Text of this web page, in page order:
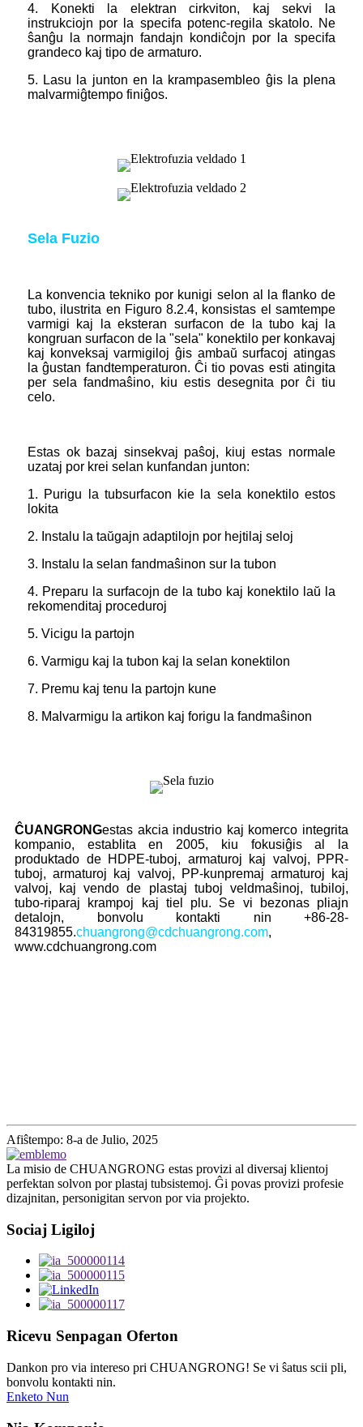
4. Konekti la elektran cirkviton, kaj sekvi la
instrukciojn por la specifa potenc-regila skatolo. Ne
ŝanĝu la normajn fandajn kondiĉojn por la specifa
grandeco kaj tipo de armaturo.
5. Lasu la junton en la krampasembleo ĝis la plena
malvarmiĝtempo finiĝos.
Sela Fuzio
La konvencia tekniko por kunigi selon al la flanko de
tubo, ilustrita en Figuro 8.2.4, konsistas el samtempe
varmigi kaj la eksteran surfacon de la tubo kaj la
kongruan surfacon de la "sela" konektilo per konkavaj
kaj konveksaj varmigiloj ĝis ambaŭ surfacoj atingas
la ĝustan fandtemperaturon. Ĉi tio povas esti atingita
per sela fandmaŝino, kiu estis desegnita por ĉi tiu
celo.
Estas ok bazaj sinsekvaj paŝoj, kiuj estas normale
uzataj por krei selan kunfandan junton:
1. Purigu la tubsurfacon kie la sela konektilo estos
lokita
2. Instalu la taŭgajn adaptilojn por hejtilaj seloj
3. Instalu la selan fandmaŝinon sur la tubon
4. Preparu la surfacojn de la tubo kaj konektilo laŭ la
rekomenditaj proceduroj
5. Vicigu la partojn
6. Varmigu kaj la tubon kaj la selan konektilon
7. Premu kaj tenu la partojn kune
8. Malvarmigu la artikon kaj forigu la fandmaŝinon
ĈUANGRONGestas akcia industrio kaj komerco integrita
kompanio, establita en 2005, kiu fokusiĝis al la
produktado de HDPE-tuboj, armaturoj kaj valvoj, PPR-
tuboj, armaturoj kaj valvoj, PP-kunpremaj armaturoj kaj
valvoj, kaj vendo de plastaj tuboj veldmaŝinoj, tubiloj,
tubo-riparaj krampoj kaj tiel plu. Se vi bezonas pliajn
detalojn, bonvolu kontakti nin +86-28-
84319855.chuangrong@cdchuangrong.com,
www.cdchuangrong.com
Afiŝtempo: 8-a de Julio, 2025
La misio de CHUANGRONG estas provizi al diversaj klientoj
perfektan solvon por plastaj tubsistemoj. Ĝi povas provizi profesie
dizajnitan, personigitan servon por via projekto.
Sociaj Ligiloj
Ricevu Senpagan Oferton
Dankon pro via intereso pri CHUANGRONG! Se vi ŝatus scii pli,
bonvolu kontakti nin.
Enketo Nun